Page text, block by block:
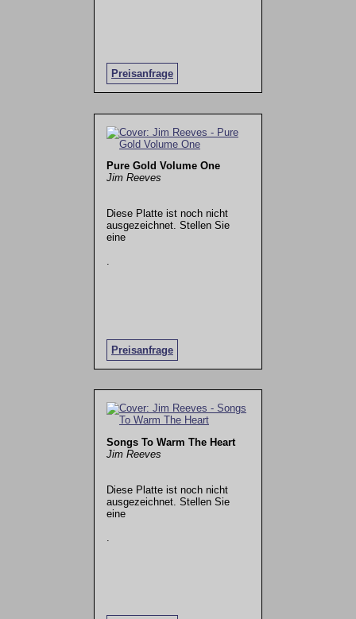
Preisanfrage
Pure Gold Volume One
Jim Reeves
Diese Platte ist noch nicht
ausgezeichnet. Stellen Sie
eine
Preisanfrage
.
Songs To Warm The Heart
Jim Reeves
Diese Platte ist noch nicht
ausgezeichnet. Stellen Sie
eine